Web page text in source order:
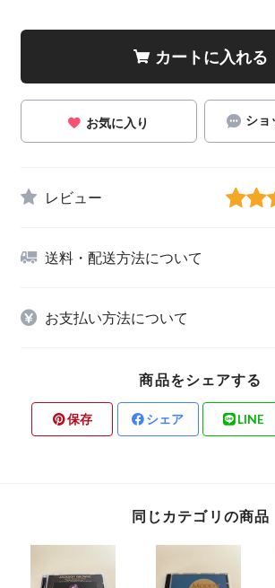
カートに入れる
お気に入り ショ
レビュー
送料・配送方法について
お支払い方法について
商品をシェアする
保存 シェア LINE
同じカテゴリの商品